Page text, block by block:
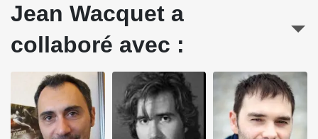
Jean Wacquet a
collaboré avec :